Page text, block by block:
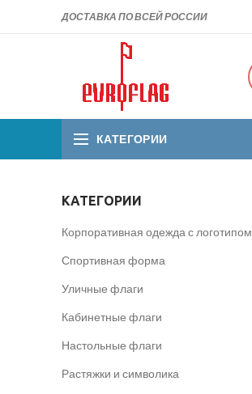
ДОСТАВКА ПО ВСЕЙ РОССИИ
КАТЕГОРИИ
КАТЕГОРИИ
Корпоративная одежда с логотипом
Спортивная форма
Уличные флаги
Кабинетные флаги
Настольные флаги
Растяжки и символика